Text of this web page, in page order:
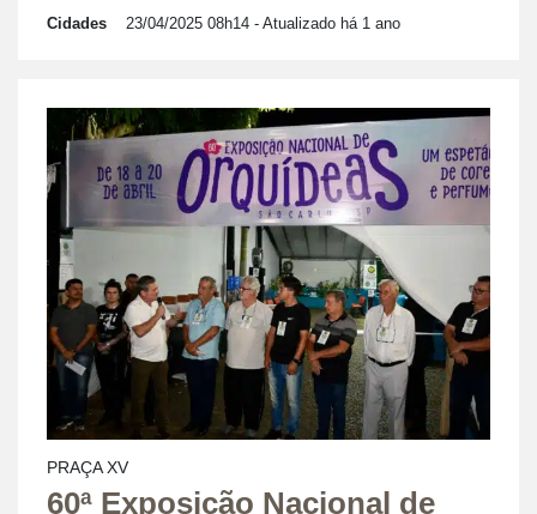
Cidades 23/04/2025 08h14 - Atualizado há 1 ano
PRAÇA XV
60ª Exposição Nacional de